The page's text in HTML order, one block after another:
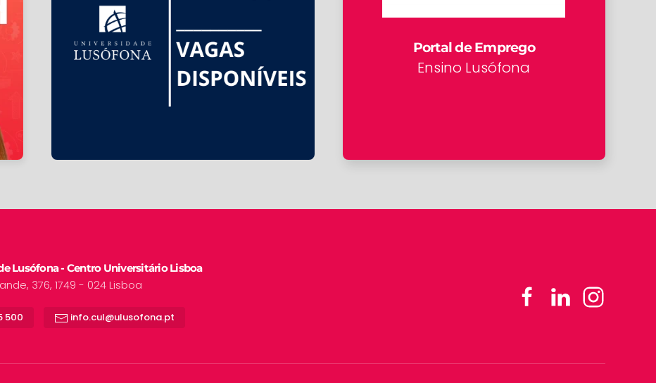
Portal de Emprego
Ensino Lusófona
Lusófona - Centro Universitário Lisboa
376, 1749 - 024 Lisboa
500 info.cul@ulusofona.pt